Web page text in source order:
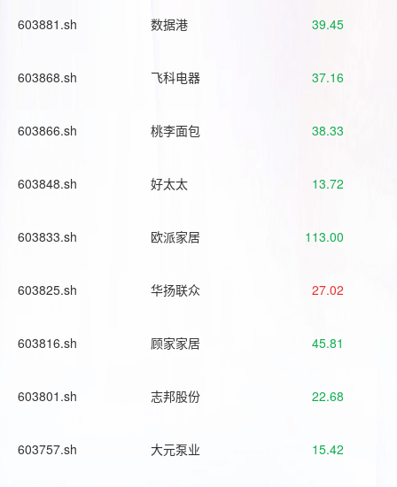
603881.sh 数据港 39.45
603868.sh 飞科电器 37.16
603866.sh 桃李面包 38.33
603848.sh 好太太 13.72
603833.sh 欧派家居 113.00
603825.sh 华扬联众 27.02
603816.sh 顾家家居 45.81
603801.sh 志邦股份 22.68
603757.sh 大元泵业 15.42